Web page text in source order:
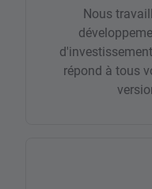
Nous
répond à tous